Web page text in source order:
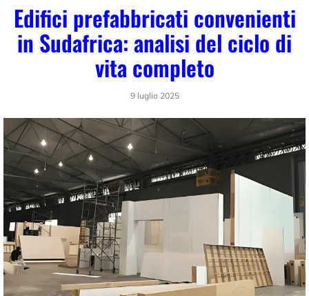
Edifici prefabbricati convenienti
in Sudafrica: analisi del ciclo di
vita completo
9 luglio 2025